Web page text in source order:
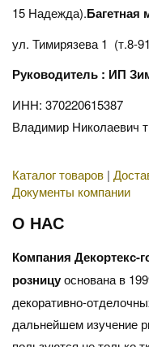
15 Надежда).Багетная
ул. Тимирязева 1 (т.8-
Руководитель : ИП
ИНН: 370220615387
Владимир Николаевич
Каталог товаров |
Документы компании
О НАС
Компания Декортекс-
розницуоснована в
декоративно-
дальнейшем изучение